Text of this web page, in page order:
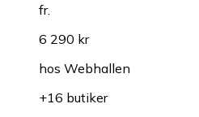
fr.
6 290 kr
hos Webhallen
+16 butiker